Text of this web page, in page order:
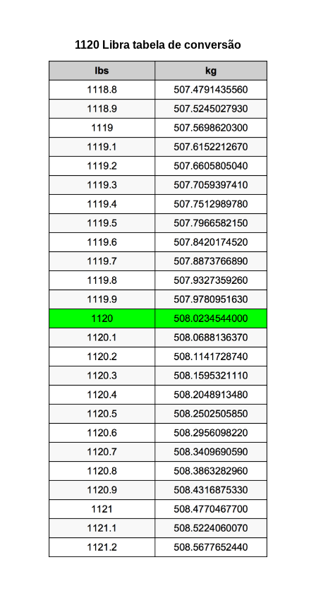
1120 Libra tabela de conversão